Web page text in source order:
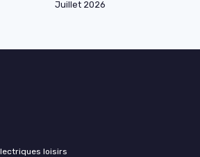
Juillet 2026
loisirs